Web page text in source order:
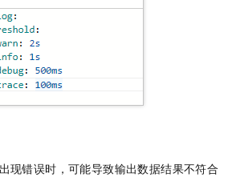
现错误时，可能导致输出数据结果不符合